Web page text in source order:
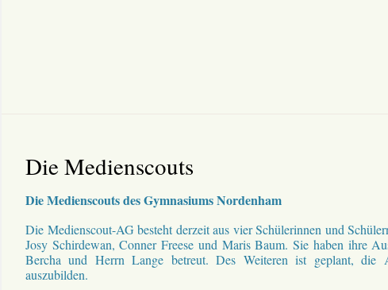
Die Medienscouts
Die Medienscouts des Gymnasiums Nordenham
Die Medienscout-AG besteht derzeit aus vier Schülerinnen und
Josy Schirdewan, Conner Freese und Maris Baum. Sie haben ihre
Bercha und Herrn Lange betreut. Des Weiteren ist geplant, die
auszubilden.